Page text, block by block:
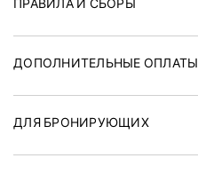
ПРАВИЛА И СБОРЫ
ДОПОЛНИТЕЛЬНЫЕ ОПЛАТЫ
ДЛЯ БРОНИРУЮЩИХ